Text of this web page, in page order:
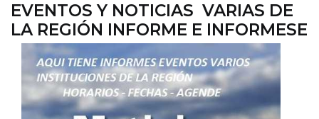
EVENTOS Y NOTICIAS VARIAS DE
LA REGIÓN INFORME E INFORMESE